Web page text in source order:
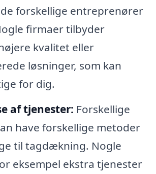
forskellige entreprenører
firmaer tilbyder
kvalitet eller
løsninger, som kan
for dig.
af tjenester: Forskellige
have forskellige metoder
til tagdækning. Nogle
eksempel ekstra tjenester